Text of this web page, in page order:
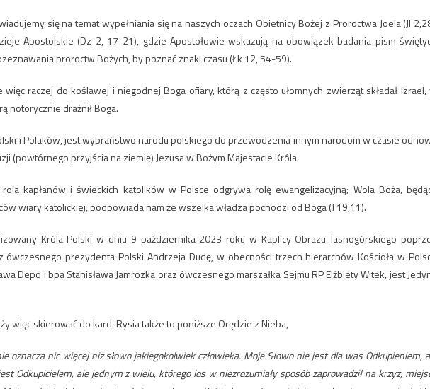
się na temat wypełniania się na naszych oczach Obietnicy Bożej z Proroctwa Joela (Jl
Apostolskie (Dz 2, 17-21), gdzie Apostołowie wskazują na obowiązek badania pism
proroctw Bożych, by poznać znaki czasu (Łk 12, 54-59).
więc raczej do koślawej i niegodnej Boga ofiary, którą z często ułomnych zwierząt składał Izrael,
notorycznie drażnił Boga.
i Polaków, jest wybraństwo narodu polskiego do przewodzenia innym narodom w czasie
(powtórnego przyjścia na ziemię) Jezusa w Bożym Majestacie Króla.
kapłanów i świeckich katolików w Polsce odgrywa rolę ewangelizacyjną; Wola Boża,
wiary katolickiej, podpowiada nam że wszelka władza pochodzi od Boga (J 19,11).
Króla Polski w dniu 9 października 2023 roku w Kaplicy Obrazu Jasnogórskiego
ówczesnego prezydenta Polski Andrzeja Dudę, w obecności trzech hierarchów Kościoła w
Depo i bpa Stanisława Jamrozka oraz ówczesnego marszałka Sejmu RP Elżbiety Witek, jest
więc skierować do kard. Rysia także to poniższe Orędzie z Nieba,
oznacza nic więcej niż słowo jakiegokolwiek człowieka. Moje Słowo nie jest dla was Odkupieniem,
Odkupicielem, ale jednym z wielu, którego los w niezrozumiały sposób zaprowadził na krzyż,